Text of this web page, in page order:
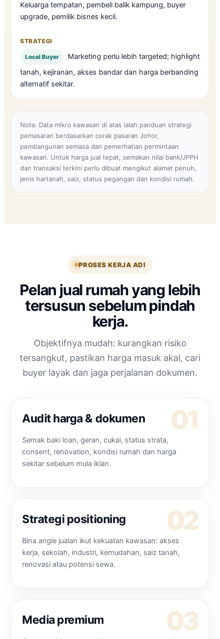
Keluarga tempatan, pembeli balik kampung, buyer
upgrade, pemilik bisnes kecil.
Local Buyer
Marketing perlu lebih targeted; highlight
tanah, kejiranan, akses bandar dan harga berbanding
alternatif sekitar.
Nota: Data mikro kawasan di atas ialah panduan strategi
pemasaran berdasarkan corak pasaran Johor,
pembangunan semasa dan pemerhatian permintaan
kawasan. Untuk harga jual tepat, semakan nilai bank/JPPH
dan transaksi terkini perlu dibuat mengikut alamat penuh,
jenis hartanah, saiz, status pegangan dan kondisi rumah.
PROSES KERJA ADI
Pelan jual rumah yang lebih
tersusun sebelum pindah
kerja.
Objektifnya mudah: kurangkan risiko
tersangkut, pastikan harga masuk akal, cari
buyer layak dan jaga perjalanan dokumen.
Audit harga & dokumen
Semak baki loan, geran, cukai, status strata,
consent, renovation, kondisi rumah dan harga
sekitar sebelum mula iklan.
Strategi positioning
Bina angle jualan ikut kekuatan kawasan: akses
kerja, sekolah, industri, kemudahan, saiz tanah,
renovasi atau potensi sewa.
Media premium